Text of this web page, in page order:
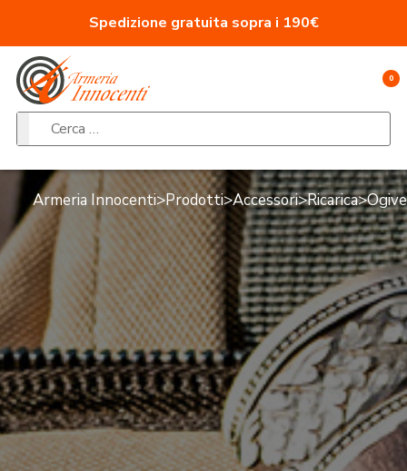
Spedizione gratuita sopra i 190€
0
Ricerca per:
Armeria Innocenti>Prodotti>Accessori>Ricarica>